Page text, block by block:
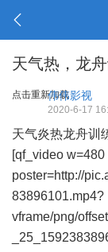
天气热，龙
点击重新加载伟伟影视
2020-6-17
天气炎热龙舟训
[qf_video w=480
poster=http://
83896101.mp4?
vframe/png/